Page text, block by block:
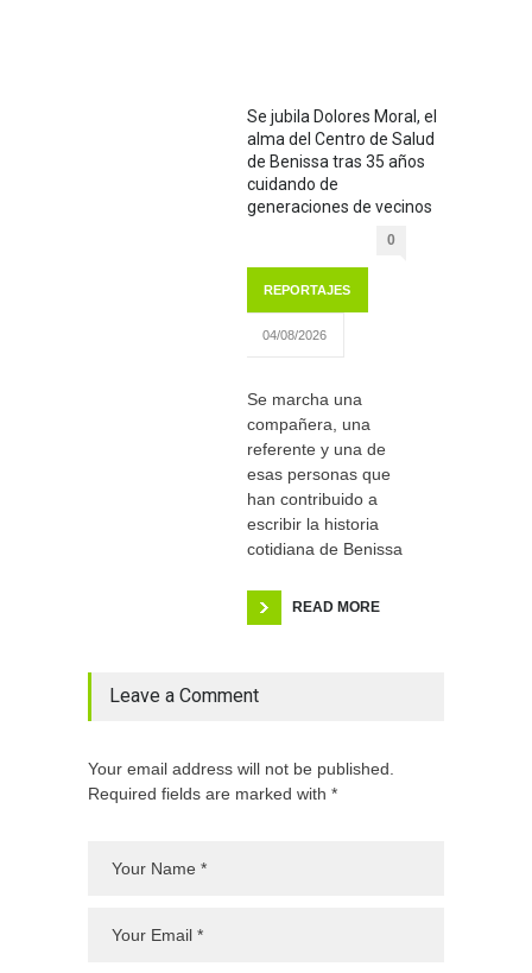
Se jubila Dolores Moral, el
alma del Centro de Salud
de Benissa tras 35 años
cuidando de
generaciones de vecinos
0
REPORTAJES
04/08/2026
Se marcha una
compañera, una
referente y una de
esas personas que
han contribuido a
escribir la historia
cotidiana de Benissa
READ MORE
Leave a Comment
Your email address will not be published.
Required fields are marked with *